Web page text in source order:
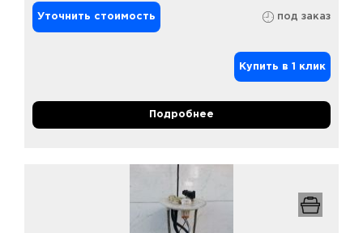
Уточнить стоимость под заказ
Купить в 1 клик
Подробнее